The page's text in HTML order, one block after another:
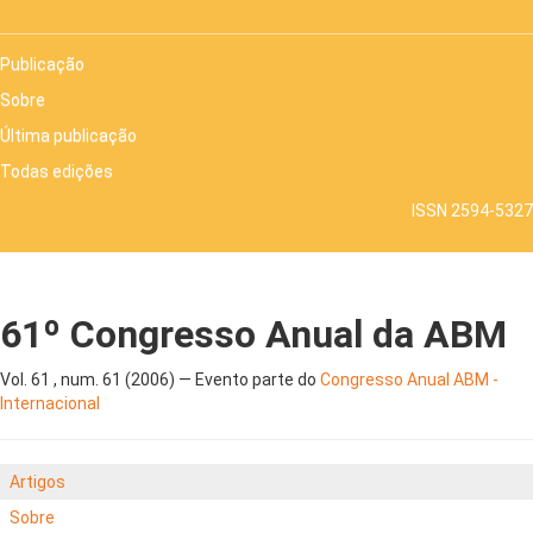
Publicação
Sobre
Última publicação
Todas edições
ISSN 2594-5327
61º Congresso Anual da ABM
Vol. 61 , num. 61 (2006) — Evento parte do Congresso Anual ABM -
Internacional
Artigos
Sobre